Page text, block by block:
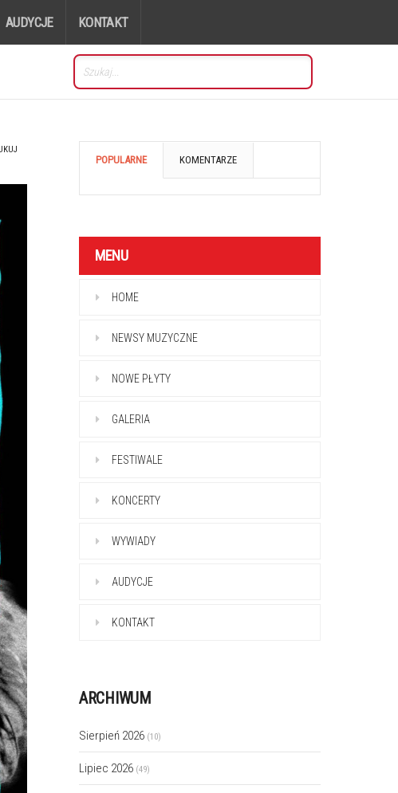
AUDYCJE KONTAKT
POPULARNE KOMENTARZE
MENU
HOME
NEWSY MUZYCZNE
NOWE PŁYTY
GALERIA
FESTIWALE
KONCERTY
WYWIADY
AUDYCJE
KONTAKT
ARCHIWUM
Sierpień 2026 (10)
Lipiec 2026 (49)